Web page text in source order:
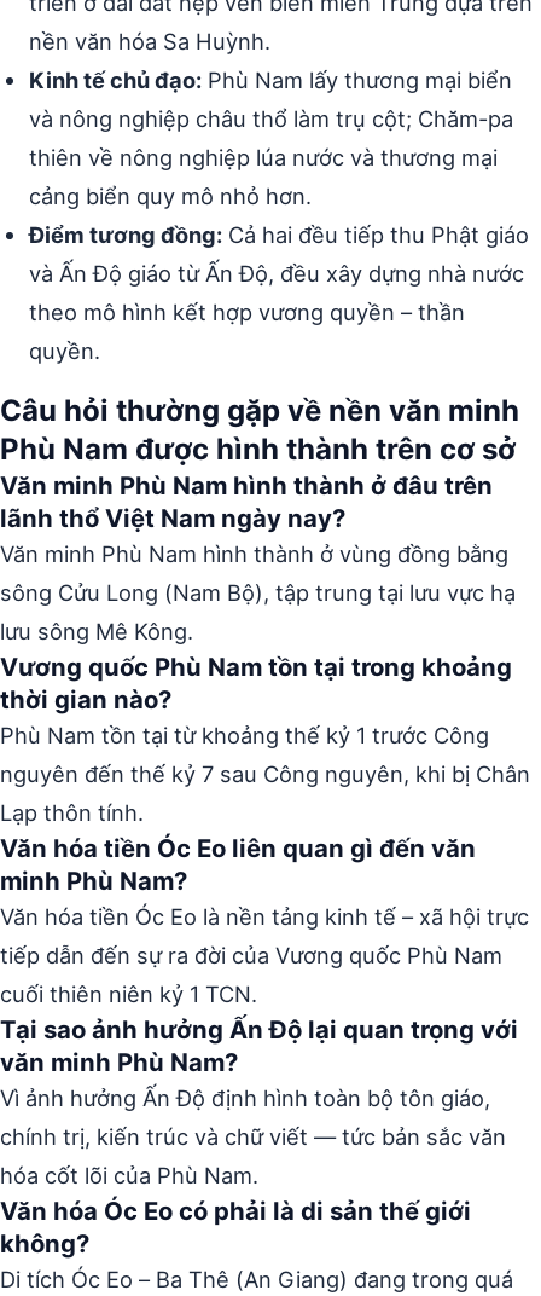
nền văn hóa Sa Huỳnh.
Kinh tế chủ đạo: Phù Nam lấy thương mại biển
và nông nghiệp châu thổ làm trụ cột; Chăm-pa
thiên về nông nghiệp lúa nước và thương mại
cảng biển quy mô nhỏ hơn.
Điểm tương đồng: Cả hai đều tiếp thu Phật giáo
và Ấn Độ giáo từ Ấn Độ, đều xây dựng nhà nước
theo mô hình kết hợp vương quyền – thần
quyền.
Câu hỏi thường gặp về nền văn minh
Phù Nam được hình thành trên cơ sở
Văn minh Phù Nam hình thành ở đâu trên
lãnh thổ Việt Nam ngày nay?
Văn minh Phù Nam hình thành ở vùng đồng bằng
sông Cửu Long (Nam Bộ), tập trung tại lưu vực hạ
lưu sông Mê Kông.
Vương quốc Phù Nam tồn tại trong khoảng
thời gian nào?
Phù Nam tồn tại từ khoảng thế kỷ 1 trước Công
nguyên đến thế kỷ 7 sau Công nguyên, khi bị Chân
Lạp thôn tính.
Văn hóa tiền Óc Eo liên quan gì đến văn
minh Phù Nam?
Văn hóa tiền Óc Eo là nền tảng kinh tế – xã hội trực
tiếp dẫn đến sự ra đời của Vương quốc Phù Nam
cuối thiên niên kỷ 1 TCN.
Tại sao ảnh hưởng Ấn Độ lại quan trọng với
văn minh Phù Nam?
Vì ảnh hưởng Ấn Độ định hình toàn bộ tôn giáo,
chính trị, kiến trúc và chữ viết — tức bản sắc văn
hóa cốt lõi của Phù Nam.
Văn hóa Óc Eo có phải là di sản thế giới
không?
Di tích Óc Eo – Ba Thê (An Giang) đang trong quá